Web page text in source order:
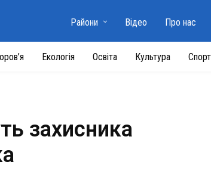
Екологія Освіта Культура Спорт
Райони Відео Про нас
захисника